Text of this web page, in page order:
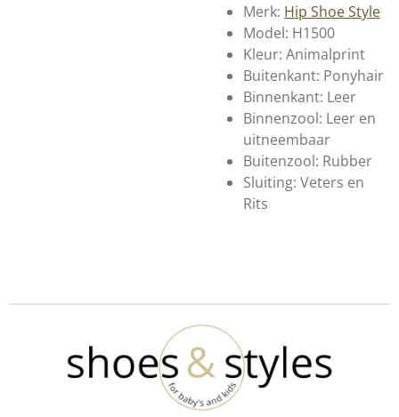
Merk: Hip Shoe Style
Model: H1500
Kleur: Animalprint
Buitenkant: Ponyhair
Binnenkant: Leer
Binnenzool: Leer en
uitneembaar
Buitenzool: Rubber
Sluiting: Veters en
Rits